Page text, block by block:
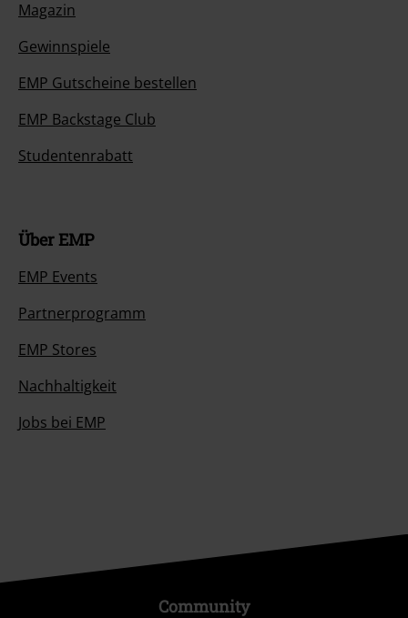
Magazin
Gewinnspiele
EMP Gutscheine bestellen
EMP Backstage Club
Studentenrabatt
Über EMP
EMP Events
Partnerprogramm
EMP Stores
Nachhaltigkeit
Jobs bei EMP
Community